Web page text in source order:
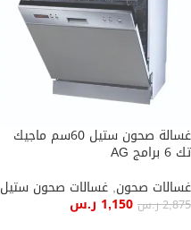
غسالة صحون ستيل 60سم ماجيك
تك 6 برامج AG
غسالات صحون, غسالات صحون ستيل
2,875ر.س 1,150 ر.س